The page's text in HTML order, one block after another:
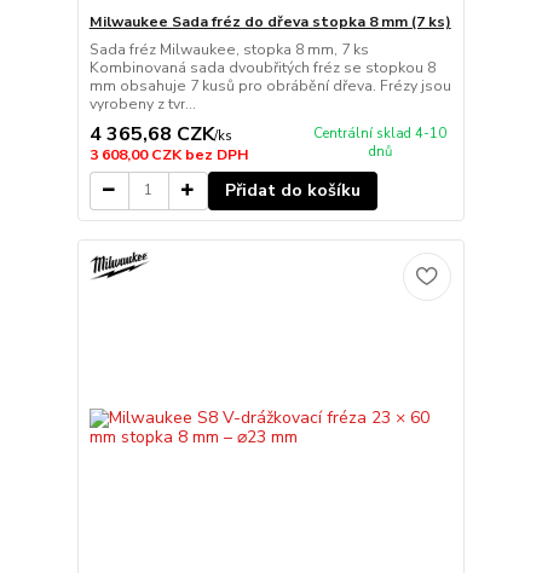
Milwaukee Sada fréz do dřeva stopka 8 mm (7 ks)
Sada fréz Milwaukee, stopka 8 mm, 7 ks
Kombinovaná sada dvoubřitých fréz se stopkou 8
mm obsahuje 7 kusů pro obrábění dřeva. Frézy jsou
vyrobeny z tvr...
4 365,68 CZK/ks
3 608,00 CZKbez DPH
Centrální sklad 4-10
dnů
Přidat do košíku